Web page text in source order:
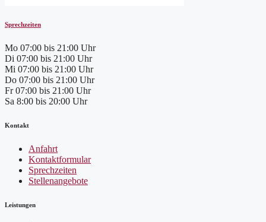
Sprechzeiten
Mo 07:00 bis 21:00 Uhr
Di 07:00 bis 21:00 Uhr
Mi 07:00 bis 21:00 Uhr
Do 07:00 bis 21:00 Uhr
Fr 07:00 bis 21:00 Uhr
Sa 8:00 bis 20:00 Uhr
Kontakt
Anfahrt
Kontaktformular
Sprechzeiten
Stellenangebote
Leistungen